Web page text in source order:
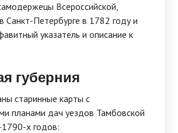
Всероссийской,
Санкт-Петербурге в 1782 году и
указатель и описание к
губерния
старинные карты с
планами дач уездов Тамбовской
х годов: